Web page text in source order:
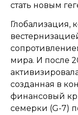
стать новым
Глобализация,
мира. И после
созданная в
финансовый
семерки (G-7)